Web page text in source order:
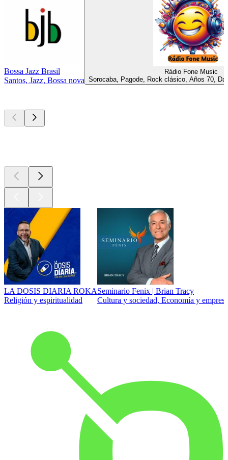
Bossa Jazz Brasil
Santos, Jazz, Bossa nova
Rádio Fone Music
Sorocaba, Pagode, Rock clásico, Años 70,
LA DOSIS DIARIA ROKA
Religión y espiritualidad
Seminario Fenix | Brian Tracy
Cultura y sociedad, Economía y